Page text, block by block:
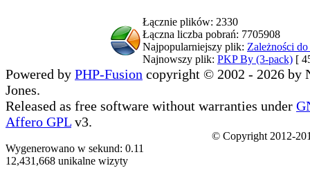
Łącznie plików: 2330
Łączna liczba pobrań: 7705908
Najpopularniejszy plik: Zależności
Najnowszy plik: PKP By (3-pack) [
Powered by PHP-Fusion copyright © 2002 - 2026 by
Jones.
Released as free software without warranties under
Affero GPL v3.
© Copyright 2012-
Wygenerowano w sekund: 0.11
12,431,668 unikalne wizyty